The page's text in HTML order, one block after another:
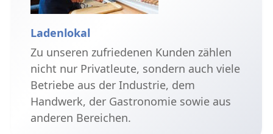
Ladenlokal
Zu unseren zufriedenen Kunden zählen
nicht nur Privatleute, sondern auch viele
Betriebe aus der Industrie, dem
Handwerk, der Gastronomie sowie aus
anderen Bereichen.